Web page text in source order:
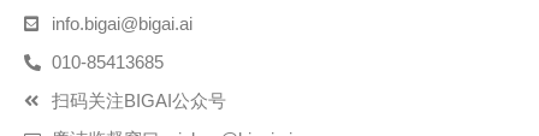
info.bigai@bigai.ai
010-85413685
扫码关注BIGAI公众号